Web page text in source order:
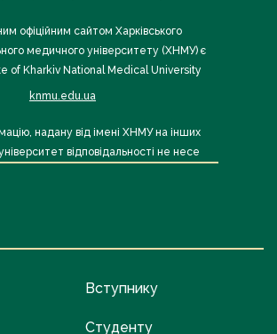
офіційним сайтом Харківського
медичного університету (ХНМУ) є
of Kharkiv National Medical University
knmu.edu.ua
надану від імені ХНМУ на інших
відповідальності не несе
Вступнику
Студенту